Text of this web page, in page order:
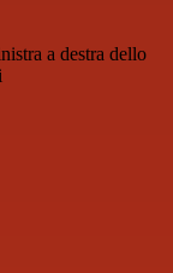
a destra dello